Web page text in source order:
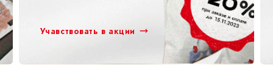
Учавствовать в акции